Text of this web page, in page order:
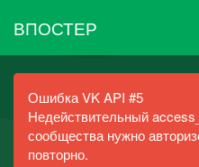
ВПОСТЕР
Ошибка VK API #5
Недействительный
сообщества нужно
повторно.